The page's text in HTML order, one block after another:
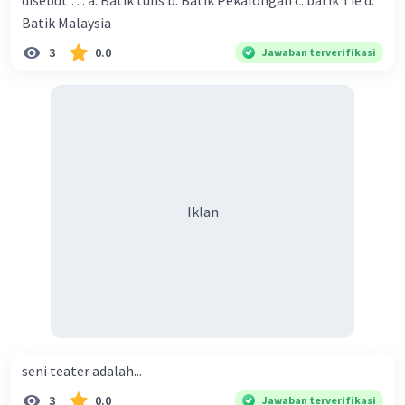
didapatkan bisa membentuk corak atau hiasan warna.
Pada beberapa bentuk kerajinan, umumnya teknik batik
yang dipilih yaitu teknik cap, canting tulis, atau printing.
Cara menatah ini terbilang rumit, bahkan sering kali
tulisan, atau pola ukiran tertentu.
Batik Malaysia
3 0.0 Jawaban terverifikasi
Iklan
seni teater adalah...
3 0.0 Jawaban terverifikasi